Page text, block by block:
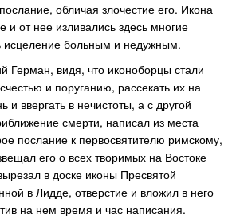
обличая злочестие его. Икона
и от нее изливались здесь многие
исцеление больным и недужным.
Герман, видя, что иконоборцы стали
и поруганию, рассекать их на
и ввергать в нечистоты, а с другой
смерти, написал из места
послание к первосвятителю римскому,
его о всех творимых на Востоке
в доске иконы Пресвятой
в Лидде, отверстие и вложил в него
на нем время и час написания.